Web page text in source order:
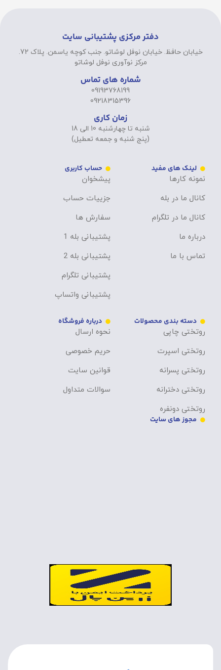
دفتر مرکزی پشتیبانی سایت
خیابان حافظ. خیابان نوفل لوشاتو. جنب کوچه یاسمن. پلاک 72.
مرکز نوآوری نوفل لوشاتو
شماره های تماس
09193768199
09218315396
زمان کاری
شنبه تا چهارشنبه 10 الی 18
(پنج شنبه و جمعه تعطیل)
لینک های مفید
نمونه کارها
کانال ما در بله
کانال ما در تلگرام
درباره ما
تماس با ما
حساب کاربری
پیشخوان
جزییات حساب
سفارش ها
پشتیبانی بله 1
پشتیبانی بله 2
پشتیبانی تلگرام
پشتیبانی واتساپ
دسته بندی محصولات
روتختی چاپی
روتختی اسپرت
روتختی پسرانه
روتختی دخترانه
روتختی دونفره
درباره فروشگاه
نحوه ارسال
حریم خصوصی
قوانین سایت
سوالات متداول
مجوز های سایت